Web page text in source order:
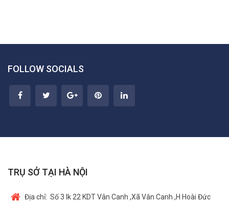
FOLLOW SOCIALS
TRỤ SỞ TẠI HÀ NỘI
Địa chỉ: Số 3 lk 22 KDT Vân Canh ,Xã Vân Canh ,H Hoài Đức